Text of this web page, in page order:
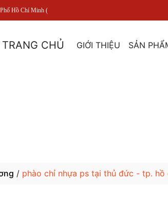
Hồ Chí Minh (
TRANG CHỦ GIỚI THIỆU SẢN
/ phào chỉ nhựa ps tại thủ đức - tp. hồ